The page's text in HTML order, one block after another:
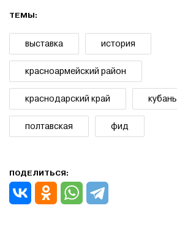
ТЕМЫ:
выставка история
красноармейский район
краснодарский край кубань
полтавская фид
ПОДЕЛИТЬСЯ: